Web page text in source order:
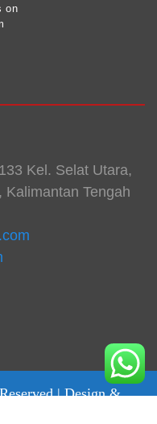
on
Kel. Selat Utara,
Tengah
|Design &